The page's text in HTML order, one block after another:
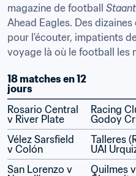
magazine de football
Ahead Eagles. Des dizaines
pour l'écouter, impatients
voyage là où le football les
18 matches en 12
jours
Rosario Central
v River Plate
Racing
Godoy
Vélez Sarsfield
v Colón
Talleres
UAI
San Lorenzo v
Quilmes v